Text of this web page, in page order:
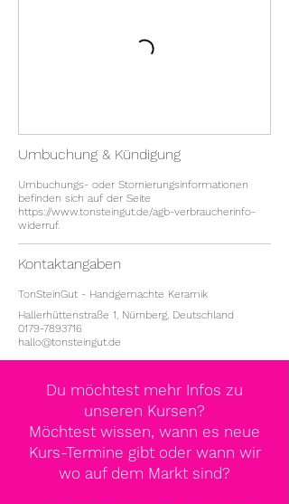
Umbuchung & Kündigung
Umbuchungs- oder Stornierungsinformationen
befinden sich auf der Seite
https://www.tonsteingut.de/agb-verbraucherinfo-
widerruf.
Kontaktangaben
TonSteinGut - Handgemachte Keramik
Hallerhüttenstraße 1, Nürnberg, Deutschland
0179-7893716
hallo@tonsteingut.de
Du möchtest mehr Infos zu
unseren Kursen?
Möchtest wissen, wann es neue
Kurs-Termine gibt oder wann wir
wo auf dem Markt sind?